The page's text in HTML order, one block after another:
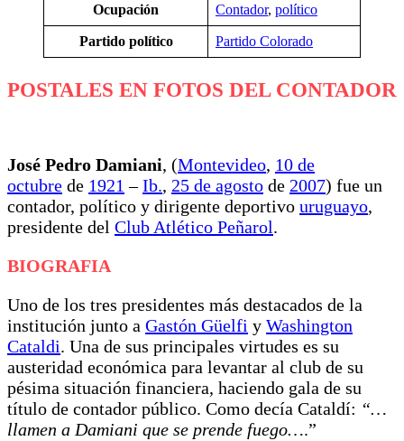
Ocupación Contador, político
Partido político Partido Colorado
POSTALES EN FOTOS DEL CONTADOR
José Pedro Damiani, (Montevideo, 10 de
octubre de 1921 –Ib., 25 de agosto de 2007) fue un
contador, político y dirigente deportivo uruguayo,
presidente del Club Atlético Peñarol.
BIOGRAFIA
Uno de los tres presidentes más destacados de la
institución junto a Gastón Güelfi y Washington
Cataldi. Una de sus principales virtudes es su
austeridad económica para levantar al club de su
pésima situación financiera, haciendo gala de su
título de contador público. Como decía Cataldí: “…
llamen a Damiani que se prende fuego….”